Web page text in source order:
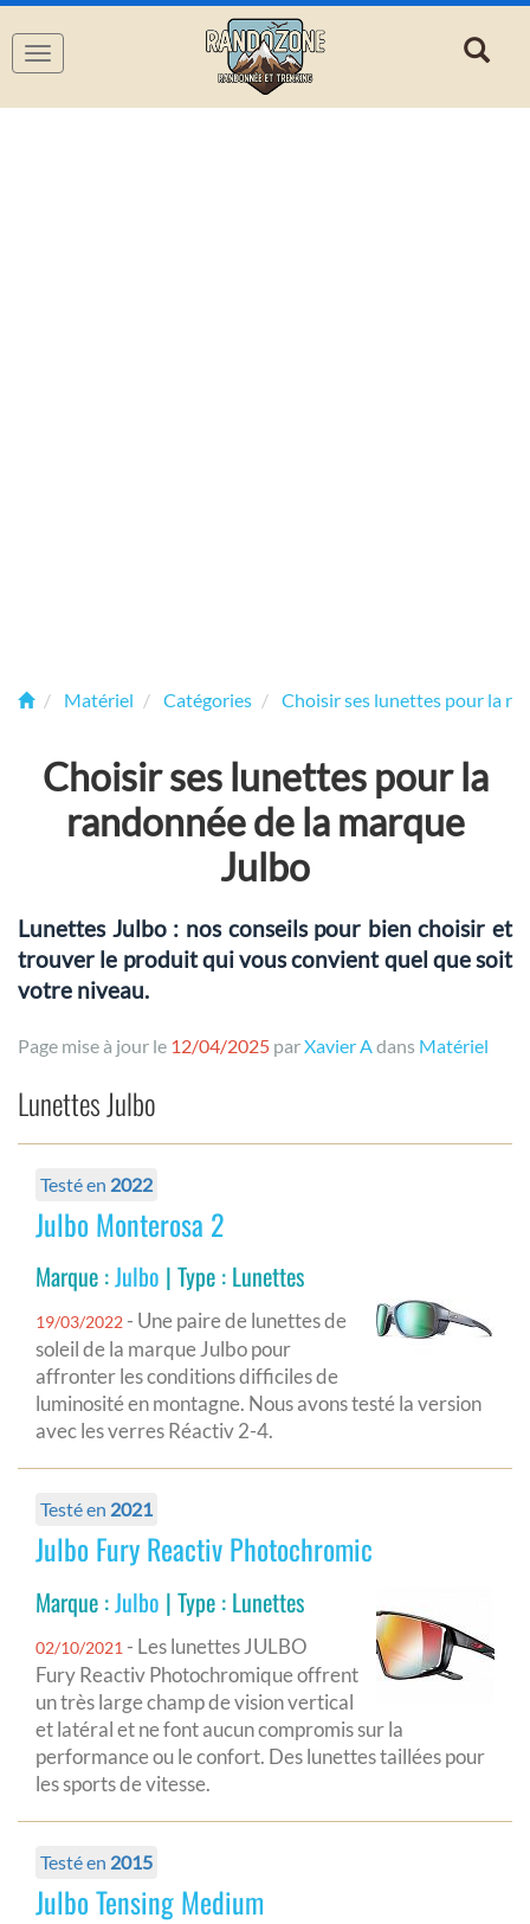
Navigation
Matériel Catégories Choisir ses lunettes pour la
Choisir ses lunettes pour la
randonnée de la marque
Julbo
Lunettes Julbo : nos conseils pour bien choisir et
trouver le produit qui vous convient quel que soit
votre niveau.
Page mise à jour le 12/04/2025 parXavier Adans Matériel
Lunettes Julbo
Testé en 2022
Julbo Monterosa 2
Marque :Julbo | Type : Lunettes
19/03/2022 - Une paire de lunettes de
soleil de la marque Julbo pour
affronter les conditions difficiles de
luminosité en montagne. Nous avons testé la version
avec les verres Réactiv 2-4.
Testé en 2021
Julbo Fury Reactiv Photochromic
Marque :Julbo | Type : Lunettes
02/10/2021 - Les lunettes JULBO
Fury Reactiv Photochromique offrent
un très large champ de vision vertical
et latéral et ne font aucun compromis sur la
performance ou le confort. Des lunettes taillées pour
les sports de vitesse.
Testé en 2015
Julbo Tensing Medium